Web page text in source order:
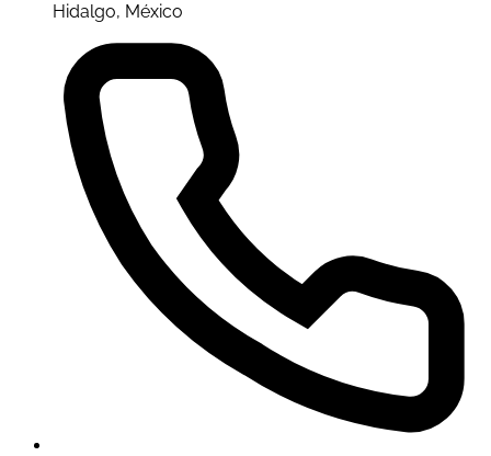
Hidalgo, México